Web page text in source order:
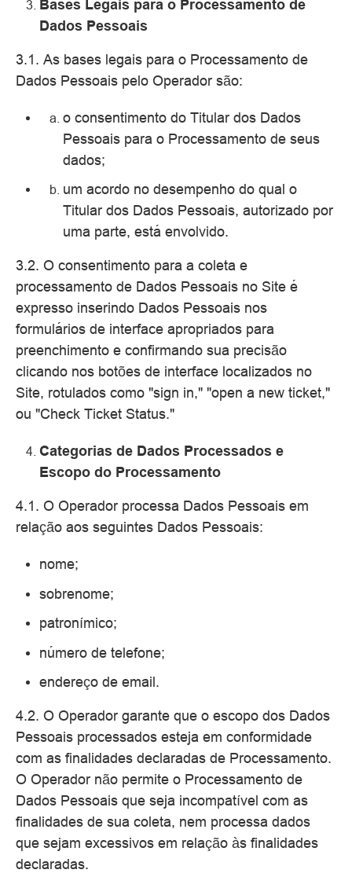
Bases Legais para o Processamento de
Dados Pessoais
3.1. As bases legais para o Processamento de
Dados Pessoais pelo Operador são:
o consentimento do Titular dos Dados
Pessoais para o Processamento de seus
dados;
um acordo no desempenho do qual o
Titular dos Dados Pessoais, autorizado por
uma parte, está envolvido.
3.2. O consentimento para a coleta e
processamento de Dados Pessoais no Site é
expresso inserindo Dados Pessoais nos
formulários de interface apropriados para
preenchimento e confirmando sua precisão
clicando nos botões de interface localizados no
Site, rotulados como "sign in," "open a new ticket,"
ou "Check Ticket Status."
Categorias de Dados Processados e
Escopo do Processamento
4.1. O Operador processa Dados Pessoais em
relação aos seguintes Dados Pessoais:
nome;
sobrenome;
patronímico;
número de telefone;
endereço de email.
4.2. O Operador garante que o escopo dos Dados
Pessoais processados esteja em conformidade
com as finalidades declaradas de Processamento.
O Operador não permite o Processamento de
Dados Pessoais que seja incompatível com as
finalidades de sua coleta, nem processa dados
que sejam excessivos em relação às finalidades
declaradas.